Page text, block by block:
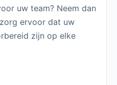
uw team? Neem dan
ervoor dat uw
zijn op elke